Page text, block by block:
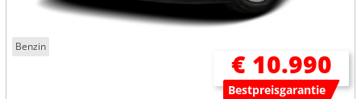
Benzin
€ 10.990
Bestpreisgarantie